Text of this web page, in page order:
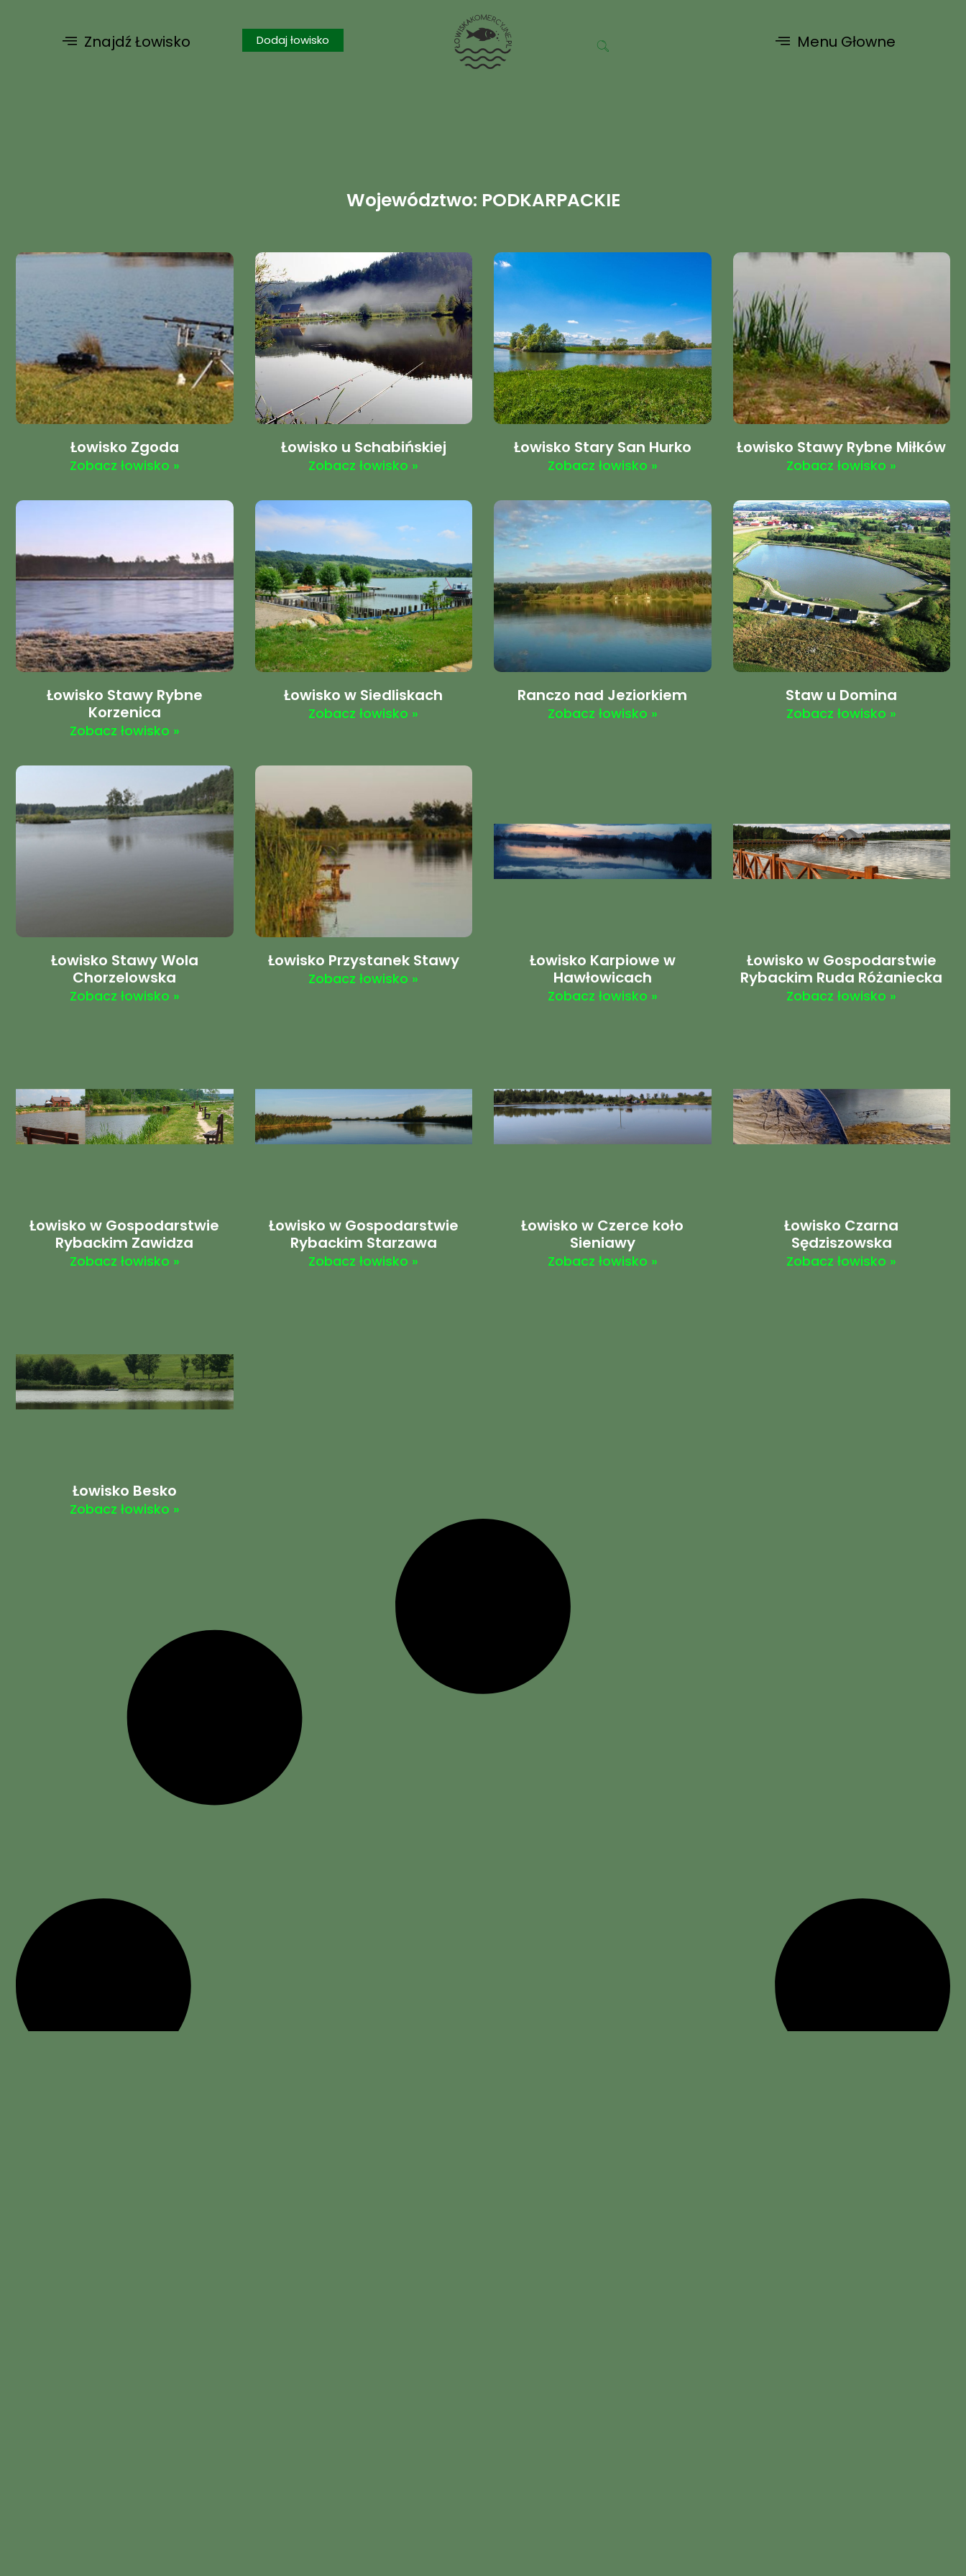
Znajdź Łowisko Dodaj łowisko Menu Głowne
Województwo: PODKARPACKIE
Łowisko Zgoda
Zobacz łowisko »
Łowisko u Schabińskiej
Zobacz łowisko »
Łowisko Stary San Hurko
Zobacz łowisko »
Łowisko Stawy Rybne Miłków
Zobacz łowisko »
Łowisko Stawy Rybne
Korzenica
Zobacz łowisko »
Łowisko w Siedliskach
Zobacz łowisko »
Ranczo nad Jeziorkiem
Zobacz łowisko »
Staw u Domina
Zobacz łowisko »
Łowisko Stawy Wola
Chorzelowska
Zobacz łowisko »
Łowisko Przystanek Stawy
Zobacz łowisko »
Łowisko Karpiowe w
Hawłowicach
Zobacz łowisko »
Łowisko w Gospodarstwie
Rybackim Ruda Różaniecka
Zobacz łowisko »
Łowisko w Gospodarstwie
Rybackim Zawidza
Zobacz łowisko »
Łowisko w Gospodarstwie
Rybackim Starzawa
Zobacz łowisko »
Łowisko w Czerce koło
Sieniawy
Zobacz łowisko »
Łowisko Czarna
Sędziszowska
Zobacz łowisko »
Łowisko Besko
Zobacz łowisko »